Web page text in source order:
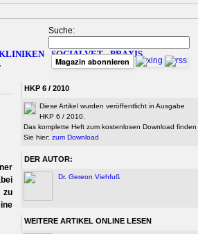
Suche:
Magazin abonnieren
SOCIALVET PRAXIS
zu
HKP 6 / 2010
Diese Artikel wurden veröffentlicht in Ausgabe
HKP 6 / 2010.
Das komplette Heft zum kostenlosen Download finden
Sie hier: zum Download
DER AUTOR:
Dr. Gereon Viehfuß
WEITERE ARTIKEL ONLINE LESEN